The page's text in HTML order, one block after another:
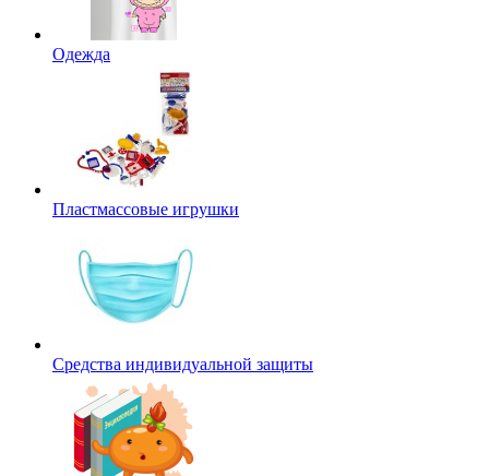
Одежда
Пластмассовые игрушки
Средства индивидуальной защиты